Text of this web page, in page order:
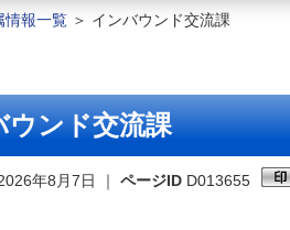
ギー
棄物対策・リサ
情報一覧 ＞ インバウンド交流課
ウンド交流課
年8月7日 ｜ ページID D013655